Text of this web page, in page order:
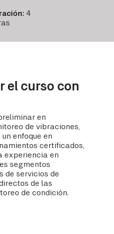
4
el curso con
en
de vibraciones,
enfoque en
certificados,
experiencia en
segmentos
de servicios de
de las
de condición.